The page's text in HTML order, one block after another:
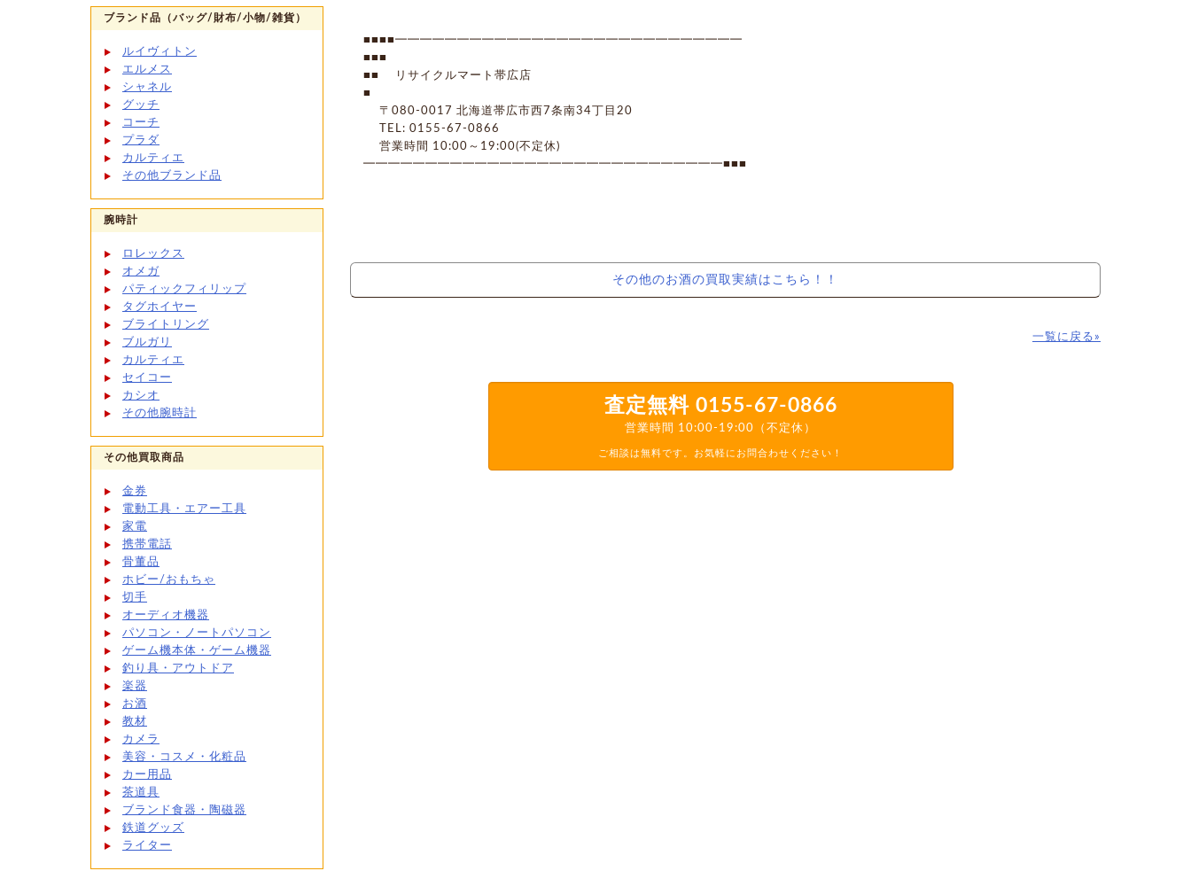
■■■■━━━━━━━━━━━━━━━━━━━━━━━━━━━━
■■■
■■ リサイクルマート帯広店
■
〒080-0017 北海道帯広市西7条南34丁目20
TEL: 0155-67-0866
営業時間 10:00～19:00(不定休)
━━━━━━━━━━━━━━━━━━━━━━━━━━━━━■■■
その他のお酒の買取実績はこちら！！
一覧に戻る»
査定無料 0155-67-0866
営業時間 10:00-19:00（不定休）
ご相談は無料です。お気軽にお問合わせください！
ブランド品（バッグ/財布/小物/雑貨）
ルイヴィトン
エルメス
シャネル
グッチ
コーチ
プラダ
カルティエ
その他ブランド品
腕時計
ロレックス
オメガ
パティックフィリップ
タグホイヤー
ブライトリング
ブルガリ
カルティエ
セイコー
カシオ
その他腕時計
その他買取商品
金券
電動工具・エアー工具
家電
携帯電話
骨董品
ホビー/おもちゃ
切手
オーディオ機器
パソコン・ノートパソコン
ゲーム機本体・ゲーム機器
釣り具・アウトドア
楽器
お酒
教材
カメラ
美容・コスメ・化粧品
カー用品
茶道具
ブランド食器・陶磁器
鉄道グッズ
ライター